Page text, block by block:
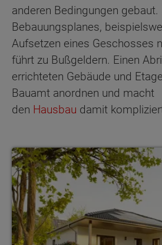
anderen Bedingungen
Bebauungsplanes,
Aufsetzen eines Geschosses
führt zu Bußgeldern. Einen
errichteten Gebäude und
Bauamt anordnen und macht
den Hausbau damit